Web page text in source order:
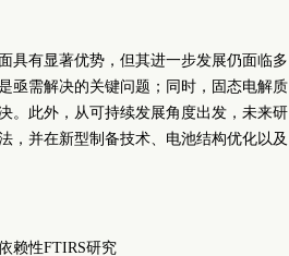
具有显著优势，但其进一步发展仍面临多
亟需解决的关键问题；同时，固态电解质
。此外，从可持续发展角度出发，未来研
，并在新型制备技术、电池结构优化以及
赖性FTIRS研究